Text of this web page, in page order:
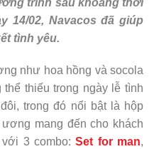
14/02, Navacos đã giúp
tình yêu.
như hoa hồng và socola
thiếu trong ngày lễ tình
trong đó nổi bật là hộp
mang đến cho khách
với 3 combo:Set for man,